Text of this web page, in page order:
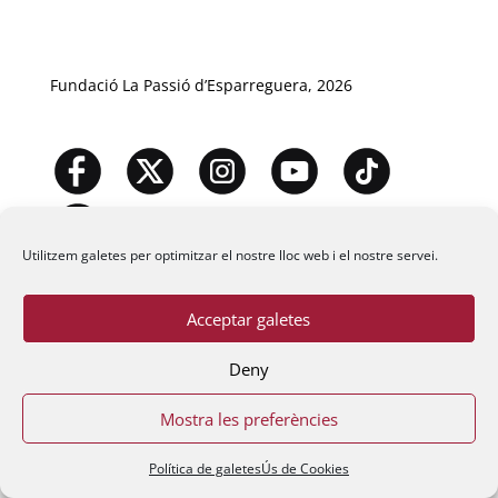
Utilitzem galetes per optimitzar el nostre lloc web i el nostre servei.
Acceptar galetes
Deny
Mostra les preferències
Política de galetesÚs de Cookies
Fundació La Passió d’Esparreguera, 2026